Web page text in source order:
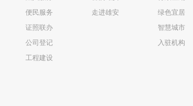
便民服务
证照联办
公司登记
工程建设
走进雄安
绿色宜居
智慧城市
入驻机构